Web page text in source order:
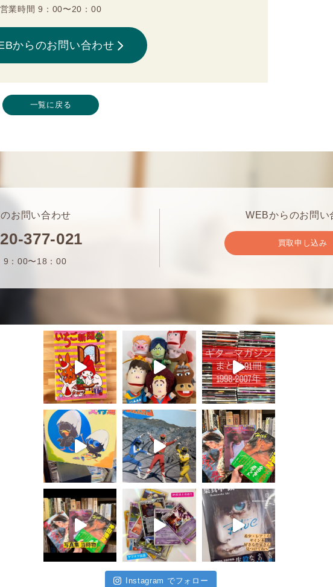
営業時間 9：00〜20：00
からのお問い合わせ
一覧に戻る
お問い合わせ
377-021
9：00〜18：00
WEBからのお問い
買取申し込み
Instagram でフォロー